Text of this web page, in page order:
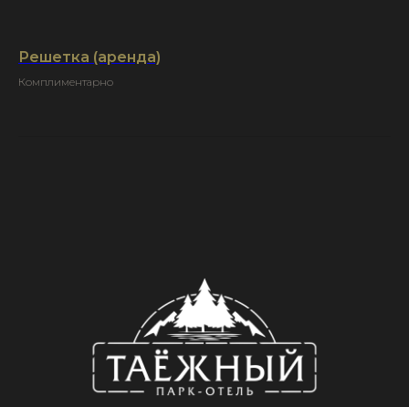
Решетка (аренда)
Комплиментарно